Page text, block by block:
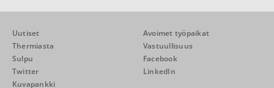
Uutiset
Avoimet työpaikat
Thermiasta
Vastuullisuus
Sulpu
Facebook
Twitter
LinkedIn
Kuvapankki